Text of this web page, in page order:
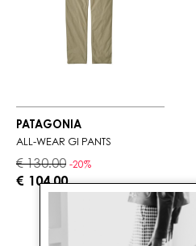
PATAGONIA
ALL-WEAR GI PANTS
€ 130.00 -20%
€ 104.00